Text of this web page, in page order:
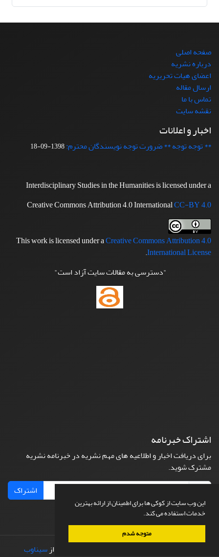
این وب سایت از کوکی ها برای اطمینان از ارائه بهترین
خدمات استفاده می کند.
متوجه شدم
صفحه اصلی
درباره نشریه
اعضای هیات تحریریه
ارسال مقاله
تماس با ما
نقشه سایت
اخبار و اعلانات
** توجه توجه ** ضرورت توجه نویسندگان محترم:1398-09-18
Interdisciplinary Studies in the Humanities is licensed under a
Creative Commons Attribution 4.0 InternationalCC-BY 4.0
This work is licensed under aCreative Commons Attribution 4.0
International License
.
"دسترسی به مقالات سایت آزاد است"
اشتراک خبرنامه
برای دریافت اخبار و اطلاعیه های مهم نشریه در خبرنامه نشریه
مشترک شوید.
اشتراک
طراحی و پیاده سازی از سیناوب